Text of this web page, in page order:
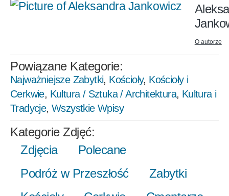
O autorze
Powiązane Kategorie:
Najważniejsze Zabytki, Kościoły, Kościoły i
Cerkwie, Kultura / Sztuka / Architektura, Kultura i
Tradycje,Wszystkie Wpisy
Kategorie Zdjęć:
Zdjęcia
Polecane
Podróż w Przeszłość
Zabytki